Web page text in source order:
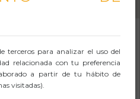
es una oportunidad
terceros para analizar el uso del
relacionada con tu preferencia
a partir de tu hábito de
visitadas).